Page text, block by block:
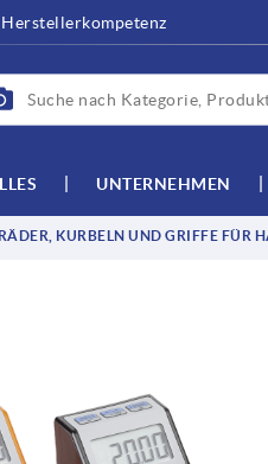
Herstellerkompetenz
UNTERNEHMEN
KURBELN UND GRIFFE FÜR